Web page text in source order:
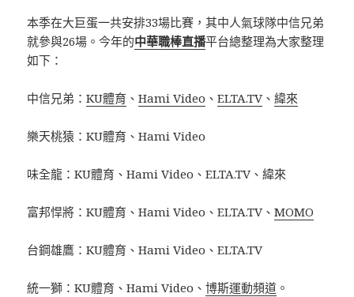
本季在大巨蛋一共安排33場比賽，其中人氣球隊中信兄弟
就參與26場。今年的中華職棒直播平台總整理為大家整理
如下：
中信兄弟：KU體育 、Hami Video 、ELTA.TV 、緯來
樂天桃猿：KU體育、Hami Video
味全龍：KU體育、Hami Video、ELTA.TV、緯來
富邦悍將：KU體育、Hami Video、ELTA.TV、MOMO
台鋼雄鷹：KU體育、Hami Video、ELTA.TV
統一獅：KU體育、Hami Video、博斯運動頻道 。